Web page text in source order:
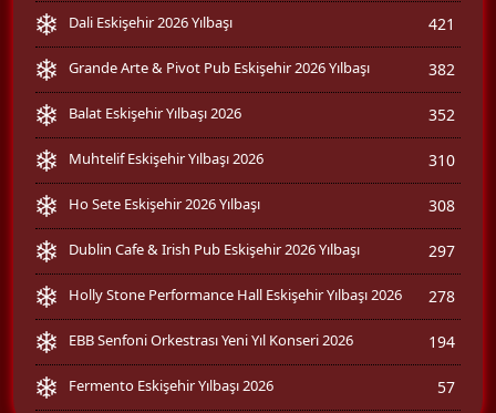
Dali Eskişehir 2026 Yılbaşı 421
Grande Arte & Pivot Pub Eskişehir 2026 Yılbaşı 382
Balat Eskişehir Yılbaşı 2026 352
Muhtelif Eskişehir Yılbaşı 2026 310
Ho Sete Eskişehir 2026 Yılbaşı 308
Dublin Cafe & Irish Pub Eskişehir 2026 Yılbaşı 297
Holly Stone Performance Hall Eskişehir Yılbaşı 2026 278
EBB Senfoni Orkestrası Yeni Yıl Konseri 2026 194
Fermento Eskişehir Yılbaşı 2026 57